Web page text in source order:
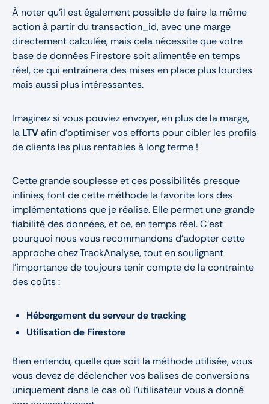
À noter qu’il est également possible de faire la même
action à partir du transaction_id, avec une marge
directement calculée, mais cela nécessite que votre
base de données Firestore soit alimentée en temps
réel, ce qui entraînera des mises en place plus lourdes
mais aussi plus intéressantes.
Imaginez si vous pouviez envoyer, en plus de la marge,
la LTVafin d'optimiser vos efforts pour cibler les profils
de clients les plus rentables à long terme !
Cette grande souplesse et ces possibilités presque
infinies, font de cette méthode la favorite lors des
implémentations que je réalise. Elle permet une grande
fiabilité des données, et ce, en temps réel. C'est
pourquoi nous vous recommandons d'adopter cette
approche chez TrackAnalyse, tout en soulignant
l'importance de toujours tenir compte de la contrainte
des coûts :
Hébergement du serveur de tracking
Utilisation de Firestore
Bien entendu, quelle que soit la méthode utilisée, vous
vous devez de déclencher vos balises de conversions
uniquement dans le cas où l’utilisateur vous a donné